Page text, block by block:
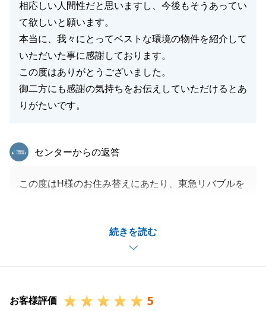
相応しい人間性だと思いますし、今後もそうあってい
て欲しいと願います。
本当に、我々にとってベストな環境の物件を紹介して
いただいた事に感謝しております。
この度はありがとうございました。
御二方にも感謝の気持ちをお伝えしていただけるとあ
りがたいです。
続きを読む
東急リバブル
センターからの返答
この度はH様のお住み替えにあたり、東急リバブルを
また、お褒めに預かりましたこと、大変光栄に思いま
リフォームの件で、大変ご不便、ご不快な思いをさせ
そのような中で、私共を信頼し、引き続きお任せいた
お客様評価 5